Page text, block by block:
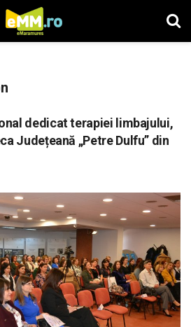
dedicat terapiei limbajului,
Județeană „Petre Dulfu” din